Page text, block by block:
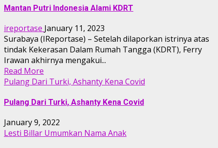
Mantan Putri Indonesia Alami KDRT
ireportase January 11, 2023
Surabaya (IReportase) – Setelah dilaporkan istrinya atas
tindak Kekerasan Dalam Rumah Tangga (KDRT), Ferry
Irawan akhirnya mengakui...
Read More
Pulang Dari Turki, Ashanty Kena Covid
Pulang Dari Turki, Ashanty Kena Covid
January 9, 2022
Lesti Billar Umumkan Nama Anak